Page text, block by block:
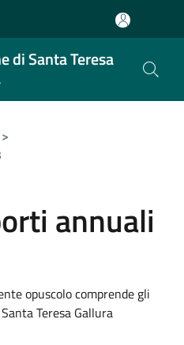
di Santa Teresa
>
annuali
opuscolo comprende gli
Teresa Gallura